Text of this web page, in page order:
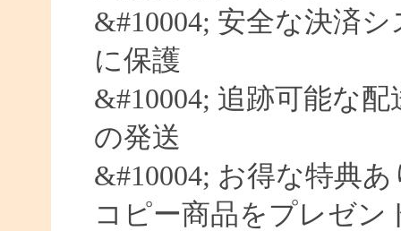
&#10004; 安全な決済
に保護
&#10004; 追跡可能な
の発送
&#10004; お得な特典
コピー商品をプレゼン